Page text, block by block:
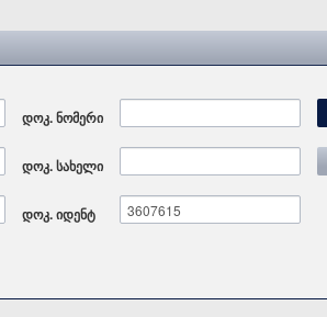
დოკ. ნომერი
დოკ. სახელი
დოკ. იდენტ